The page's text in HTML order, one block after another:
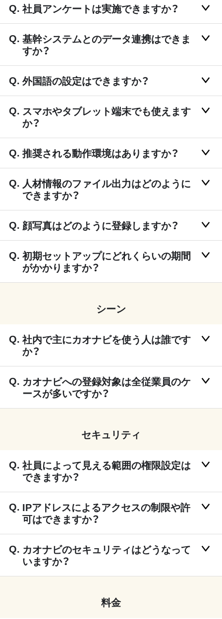
社員アンケートは実施できますか？
基幹システムとのデータ連携はできま
すか？
外国語の設定はできますか？
スマホやタブレット端末でも使えます
か？
推奨される動作環境はありますか？
人材情報のファイル出力はどのように
できますか？
顔写真はどのように登録しますか？
初期セットアップにどれくらいの期間
がかかりますか？
シーン
社内で主にカオナビを使う人は誰です
か？
カオナビへの登録対象は全従業員のケ
ースが多いですか？
セキュリティ
社員によって見える範囲の権限設定は
できますか？
IPアドレスによるアクセスの制限や許
可はできますか？
カオナビのセキュリティはどうなって
いますか？
料金